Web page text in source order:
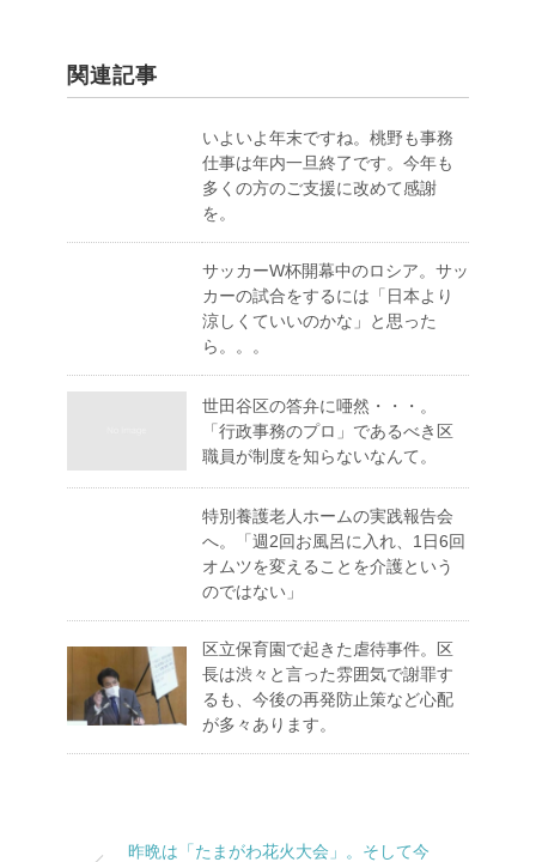
関連記事
いよいよ年末ですね。桃野も事務
仕事は年内一旦終了です。今年も
多くの方のご支援に改めて感謝
を。
サッカーW杯開幕中のロシア。サッ
カーの試合をするには「日本より
涼しくていいのかな」と思った
ら。。。
世田谷区の答弁に唖然・・・。
「行政事務のプロ」であるべき区
職員が制度を知らないなんて。
特別養護老人ホームの実践報告会
へ。「週2回お風呂に入れ、1日6回
オムツを変えることを介護という
のではない」
区立保育園で起きた虐待事件。区
長は渋々と言った雰囲気で謝罪す
るも、今後の再発防止策など心配
が多々あります。
昨晩は「たまがわ花火大会」。そして今